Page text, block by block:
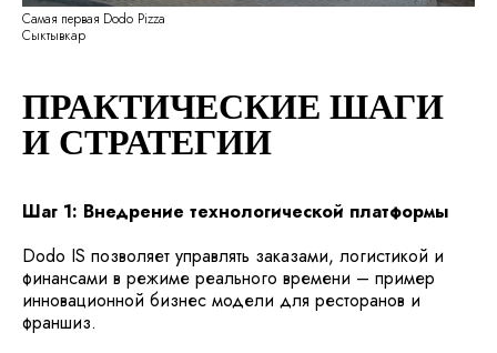
Самая первая Dodo Pizza
Сыктывкар
ПРАКТИЧЕСКИЕ ШАГИ
И СТРАТЕГИИ
Шаг 1: Внедрение технологической платформы
Dodo IS позволяет управлять заказами, логистикой и
финансами в режиме реального времени – пример
инновационной бизнес модели для ресторанов и
франшиз.